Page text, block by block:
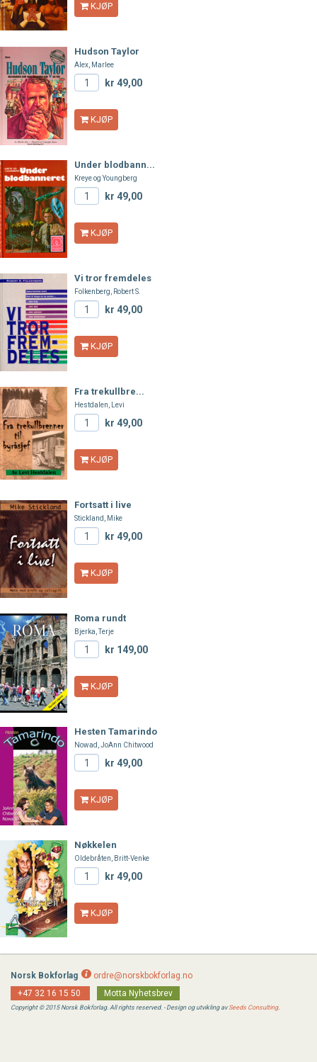
KJØP
Hudson Taylor
Alex, Marlee
kr 49,00
KJØP
Under blodbann...
Kreye og Youngberg
kr 49,00
KJØP
Vi tror fremdeles
Folkenberg, Robert S.
kr 49,00
KJØP
Fra trekullbre...
Hestdalen, Levi
kr 49,00
KJØP
Fortsatt i live
Stickland, Mike
kr 49,00
KJØP
Roma rundt
Bjerka, Terje
kr 149,00
KJØP
Hesten Tamarindo
Nowad, JoAnn Chitwood
kr 49,00
KJØP
Nøkkelen
Oldebråten, Britt-Venke
kr 49,00
KJØP
Norsk Bokforlag
ordre@norskbokforlag.no
+47 32 16 15 50
Motta Nyhetsbrev
Copyright © 2015 Norsk Bokforlag. All rights reserved. - Design og utvikling avSeeds Consulting.